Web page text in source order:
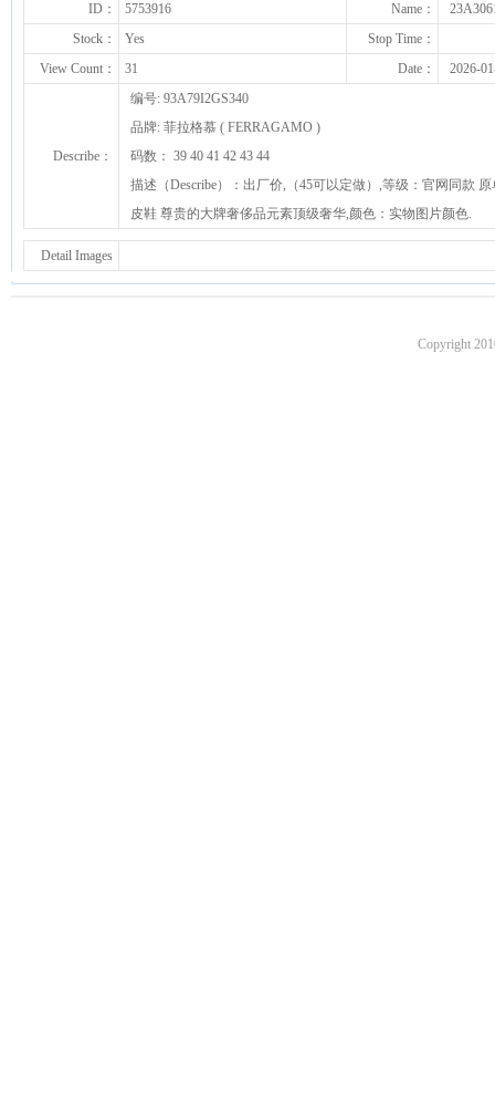
ID： 5753916 Name：
Stock：
Yes
Stop Time：
View Count：
31 Date： 2026-
Describe：
编号: 93A79I2GS340
品牌: 菲拉格慕 ( FERRAGAMO )
码数： 39 40 41 42 43 44
描述（Describe）：出厂价,（45可以定做）,等级：官网同款
皮鞋 尊贵的大牌奢侈品元素顶级奢华,颜色：实物图片颜色.
Detail Images
Copyright